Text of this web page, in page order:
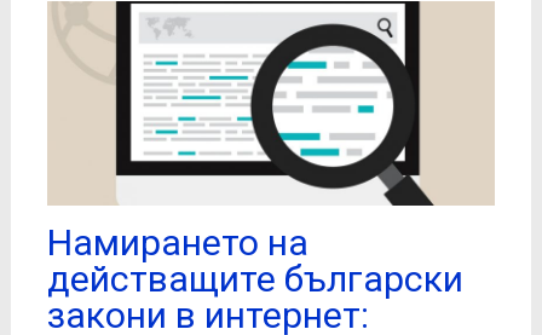
Намирането на
действащите български
закони в интернет: